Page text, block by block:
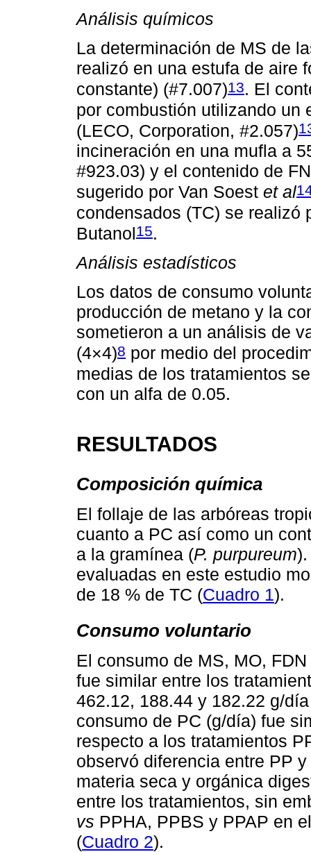
Análisis químicos
La determinación de MS de
realizó en una estufa de aire
constante) (#7.007)13. El
por combustión utilizando un
(LECO, Corporation, #2.057)
incineración en una mufla a
#923.03) y el contenido de
sugerido por Van Soest et al
condensados (TC) se realizó
Butanol15.
Análisis estadísticos
Los datos de consumo
producción de metano y la
sometieron a un análisis de
(4×4)8 por medio del
medias de los tratamientos
con un alfa de 0.05.
RESULTADOS
Composición química
El follaje de las arbóreas
cuanto a PC así como un
a la gramínea (P. purpureum
evaluadas en este estudio
de 18 % de TC (Cuadro 1).
Consumo voluntario
El consumo de MS, MO,
fue similar entre los
462.12, 188.44 y 182.22 g/
consumo de PC (g/día) fue
respecto a los tratamientos
observó diferencia entre PP y
materia seca y orgánica
entre los tratamientos, sin
vs PPHA, PPBS y PPAP en
(Cuadro 2).